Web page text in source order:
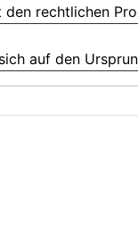
rechtlichen
auf den